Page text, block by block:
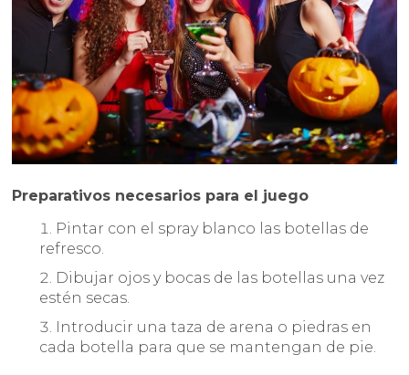
Preparativos necesarios para el juego
Pintar con el spray blanco las botellas de
refresco.
Dibujar ojos y bocas de las botellas una vez
estén secas.
Introducir una taza de arena o piedras en
cada botella para que se mantengan de pie.